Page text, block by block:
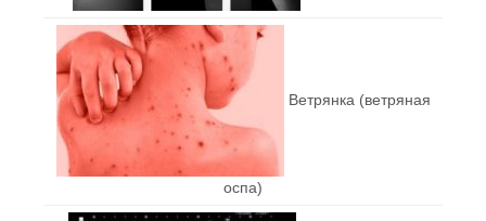
Ветрянка (ветряная
оспа)